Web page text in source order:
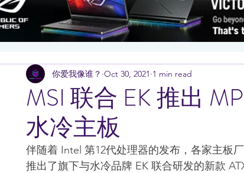
MSI 联合 EK 推出
水冷主板
你爱我像谁？ Oct 30, 2021 1 min read
伴随着 Intel 第12代处理器的发布，各家主板
推出了旗下与水冷品牌 EK 联合研发的新款